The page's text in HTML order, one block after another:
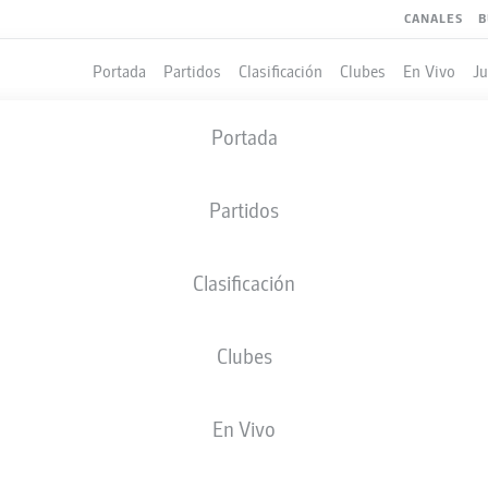
CANALES
Portada Partidos Clasificación Clubes En Vivo
Portada
Partidos
Clasificación
Clubes
En Vivo